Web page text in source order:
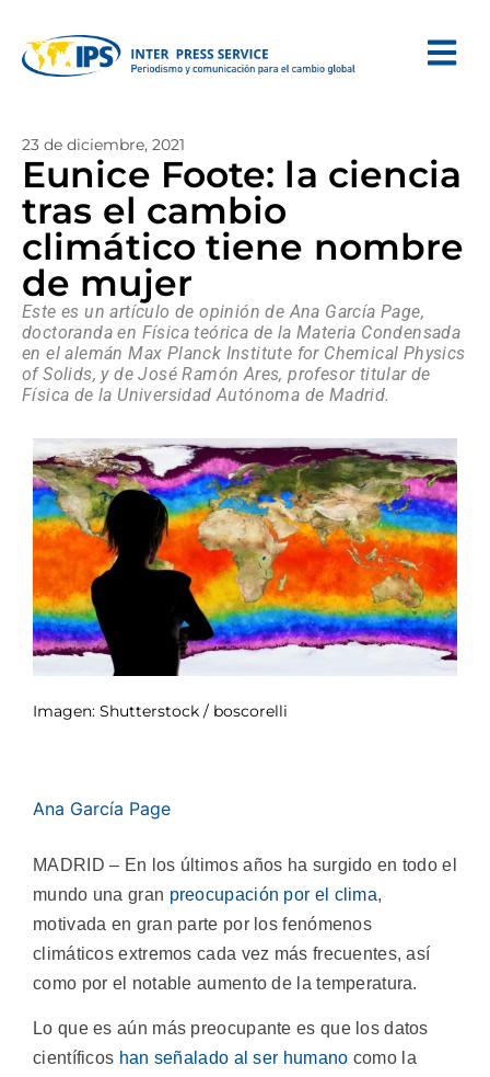
23 de diciembre, 2021
Eunice Foote: la ciencia
tras el cambio
climático tiene nombre
de mujer
Este es un artículo de opinión de Ana García Page,
doctoranda en Física teórica de la Materia Condensada
en el alemán Max Planck Institute for Chemical Physics
of Solids, y de José Ramón Ares, profesor titular de
Física de la Universidad Autónoma de Madrid.
Imagen: Shutterstock / boscorelli
Ana García Page
MADRID – En los últimos años ha surgido en todo el
mundo una gran preocupación por el clima,
motivada en gran parte por los fenómenos
climáticos extremos cada vez más frecuentes, así
como por el notable aumento de la temperatura.
Lo que es aún más preocupante es que los datos
científicos han señalado al ser humano como la